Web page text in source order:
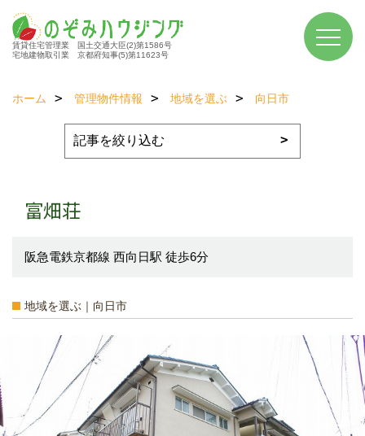
賃貸住宅管理業 国土交通大臣(2)第1586号
宅地建物取引業 京都府知事(5)第11623号
ホーム 管理物件情報 地域を選ぶ 向日市
富畑荘
阪急電鉄京都線 西向日駅 徒歩6分
地域を選ぶ｜向日市